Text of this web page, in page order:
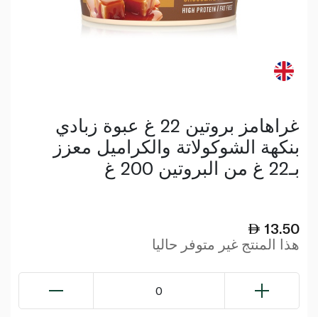
غراهامز بروتين 22 غ عبوة زبادي
بنكهة الشوكولاتة والكراميل معزز
بـ22 غ من البروتين 200 غ
13.50
هذا المنتج غير متوفر حاليا
0